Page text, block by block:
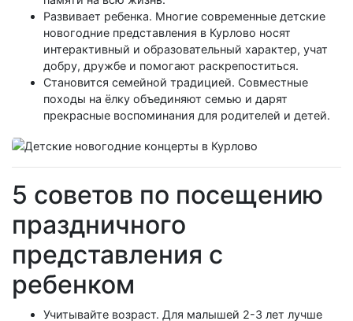
Развивает ребенка. Многие современные детские
новогодние представления в Курлово носят
интерактивный и образовательный характер, учат
добру, дружбе и помогают раскрепоститься.
Становится семейной традицией. Совместные
походы на ёлку объединяют семью и дарят
прекрасные воспоминания для родителей и детей.
5 советов по посещению
праздничного
представления с
ребенком
Учитывайте возраст. Для малышей 2-3 лет лучше